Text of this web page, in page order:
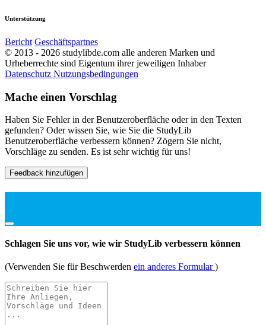
Unterstützung
Bericht Geschäftspartnes
© 2013 - 2026 studylibde.com alle anderen Marken und
Urheberrechte sind Eigentum ihrer jeweiligen Inhaber
Datenschutz Nutzungsbedingungen
Mache einen Vorschlag
Haben Sie Fehler in der Benutzeroberfläche oder in den Texten
gefunden? Oder wissen Sie, wie Sie die StudyLib
Benutzeroberfläche verbessern können? Zögern Sie nicht,
Vorschläge zu senden. Es ist sehr wichtig für uns!
Feedback hinzufügen
Schlagen Sie uns vor, wie wir StudyLib verbessern können
(Verwenden Sie für Beschwerden ein anderes Formular)